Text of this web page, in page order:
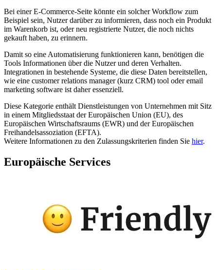
Bei einer E-Commerce-Seite könnte ein solcher Workflow zum
Beispiel sein, Nutzer darüber zu informieren, dass noch ein Produkt
im Warenkorb ist, oder neu registrierte Nutzer, die noch nichts
gekauft haben, zu erinnern.
Damit so eine Automatisierung funktionieren kann, benötigen die
Tools Informationen über die Nutzer und deren Verhalten.
Integrationen in bestehende Systeme, die diese Daten bereitstellen,
wie eine customer relations manager (kurz CRM) tool oder email
marketing software ist daher essenziell.
Diese Kategorie enthält Dienstleistungen von Unternehmen mit Sitz
in einem Mitgliedsstaat der Europäischen Union (EU), des
Europäischen Wirtschaftsraums (EWR) und der Europäischen
Freihandelsassoziation (EFTA).
Weitere Informationen zu den Zulassungskriterien finden Sie hier.
Europäische Services